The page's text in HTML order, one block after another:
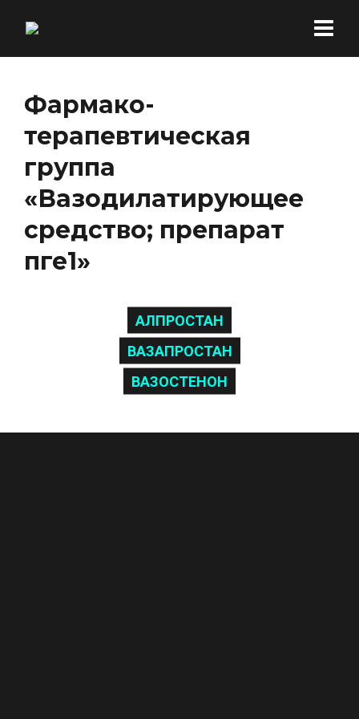
Фармако-
терапевтическая
группа
«Вазодилатирующее
средство; препарат
пге1»
АЛПРОСТАН
ВАЗАПРОСТАН
ВАЗОСТЕНОН